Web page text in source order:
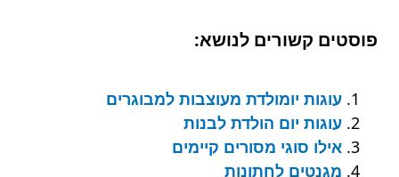
פוסטים קשורים לנושא:
עוגות יומולדת מעוצבות למבוגרים
עוגות יום הולדת לבנות
אילו סוגי מסורים קיימים
מגנטים לחתונות